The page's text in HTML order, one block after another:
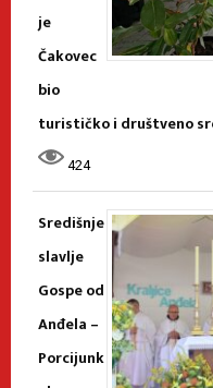
je
Čakovec
bio
turističko i društveno
424
Središnje
slavlje
Gospe od
Anđela –
Porcijunk